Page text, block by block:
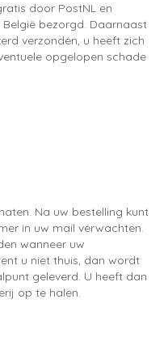
door PostNL en
België bezorgd. Daarnaast
verzonden, u heeft zich
opgelopen schade
Na uw bestelling kunt
in uw mail verwachten.
wanneer uw
u niet thuis, dan wordt
geleverd. U heeft dan
op te halen.